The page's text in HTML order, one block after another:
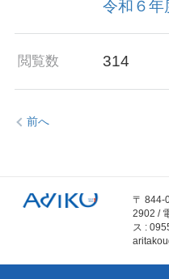
令和６年
閲覧数 314
前へ
〒 844-
2902 /
ス :